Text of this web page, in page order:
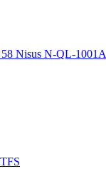
Nisus N-QL-1001A